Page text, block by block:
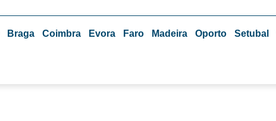
Braga Coimbra Evora Faro Madeira Oporto Setubal